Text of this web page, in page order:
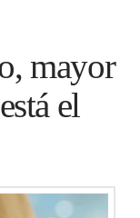
mayor
el